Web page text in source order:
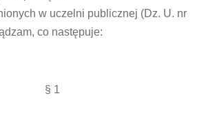
w uczelni publicznej (Dz. U. nr
co następuje:
§ 1